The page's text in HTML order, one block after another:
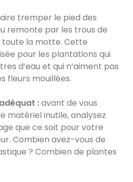
tremper le pied des
remonte par les trous de
toute la motte. Cette
pour les plantations qui
d’eau et qui n’aiment pas
fleurs mouillées.
:avant de vous
matériel inutile, analysez
que ce soit pour votre
Combien avez-vous de
? Combien de plantes